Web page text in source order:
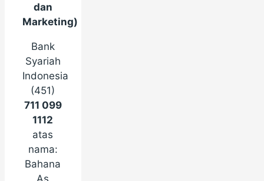
dan
Marketing)
Bank
Syariah
Indonesia
(451)
711 099
1112
atas
nama:
Bahana
As